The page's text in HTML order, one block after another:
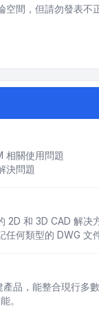
空間，但請勿發表不
相關使用問題
決問題
2D 和 3D CAD 解决
何類型的 DWG 文件
品，能整合現行多
。